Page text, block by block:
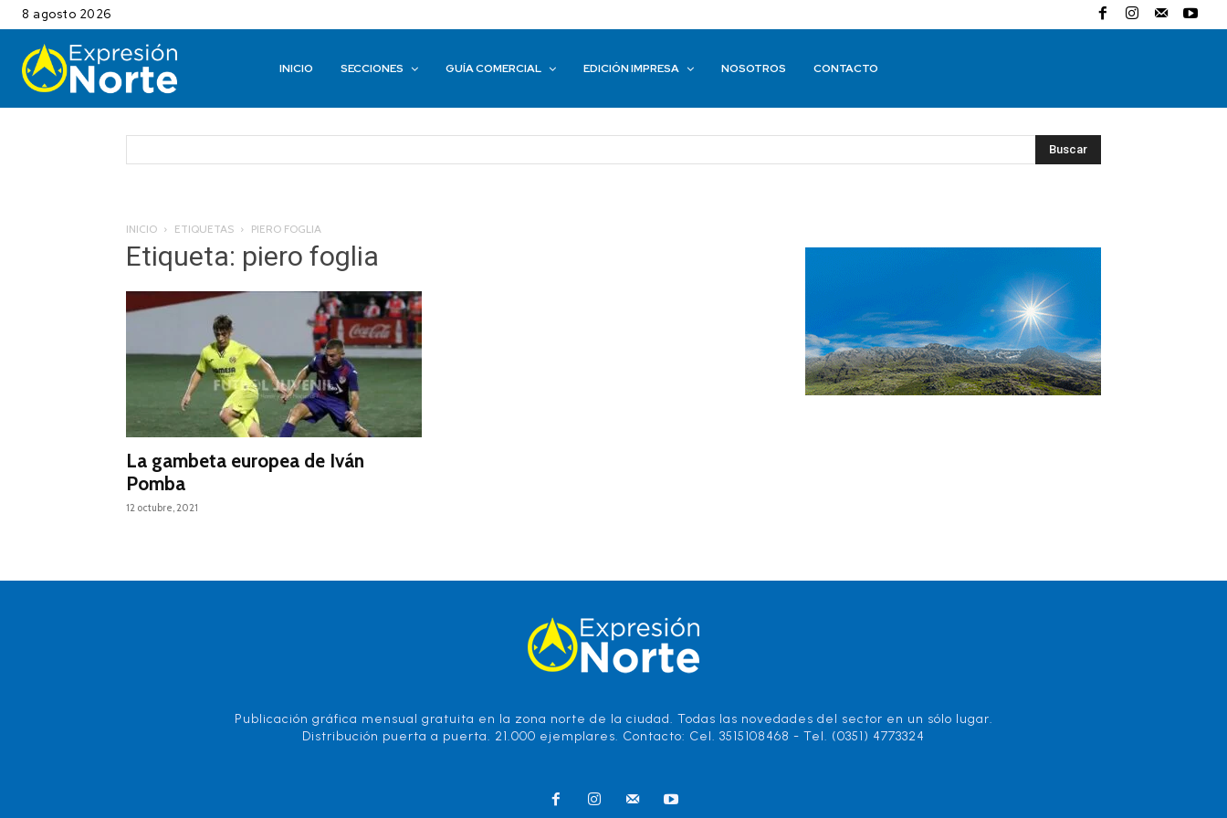
8 agosto 2026
INICIO SECCIONES GUÍA COMERCIAL EDICIÓN IMPRESA NOSOTROS CONTACTO
Buscar
INICIO ETIQUETAS PIERO FOGLIA
Etiqueta: piero foglia
La gambeta europea de Iván
Pomba
12 octubre, 2021
Publicación gráfica mensual gratuita en la zona norte de la ciudad. Todas las novedades del sector en un sólo lugar.
Distribución puerta a puerta. 21.000 ejemplares. Contacto: Cel. 3515108468 - Tel. (0351) 4773324